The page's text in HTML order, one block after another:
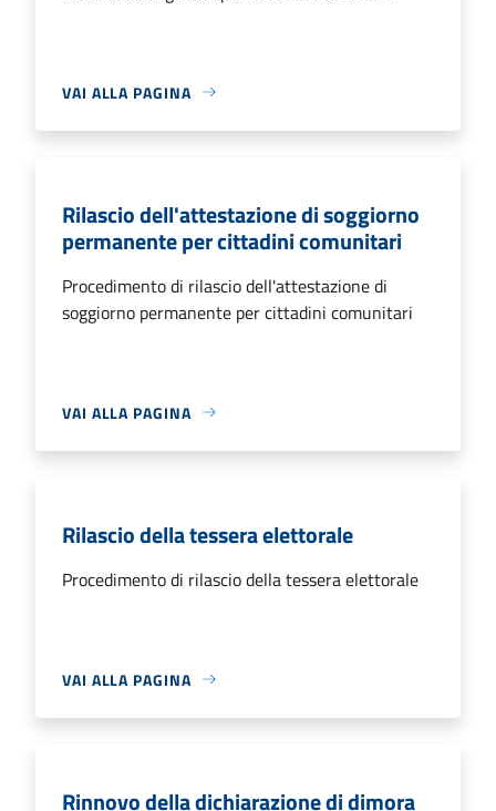
VAI ALLA PAGINA
Rilascio dell'attestazione di soggiorno
permanente per cittadini comunitari
Procedimento di rilascio dell'attestazione di
soggiorno permanente per cittadini comunitari
VAI ALLA PAGINA
Rilascio della tessera elettorale
Procedimento di rilascio della tessera elettorale
VAI ALLA PAGINA
Rinnovo della dichiarazione di dimora